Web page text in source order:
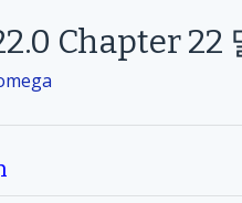
Chapter 22